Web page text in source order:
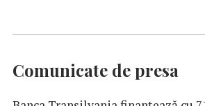
Comunicate de presa